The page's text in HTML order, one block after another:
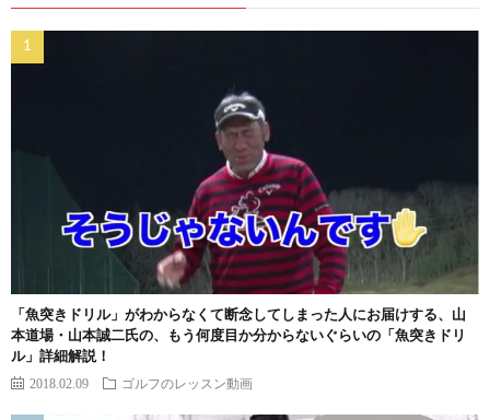
「魚突きドリル」がわからなくて断念してしまった人にお届けする、山
本道場・山本誠二氏の、もう何度目か分からないぐらいの「魚突きドリ
ル」詳細解説！
2018.02.09 ゴルフのレッスン動画